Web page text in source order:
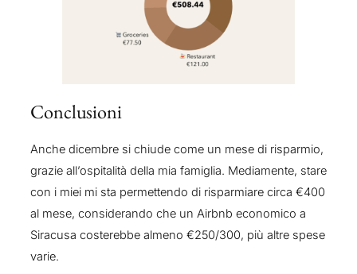
Conclusioni
Anche dicembre si chiude come un mese di risparmio,
grazie all’ospitalità della mia famiglia. Mediamente, stare
con i miei mi sta permettendo di risparmiare circa €400
al mese, considerando che un Airbnb economico a
Siracusa costerebbe almeno €250/300, più altre spese
varie.